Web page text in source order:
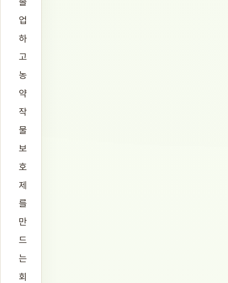
업
하
고
농
약
작
물
보
호
제
를
만
드
는
회